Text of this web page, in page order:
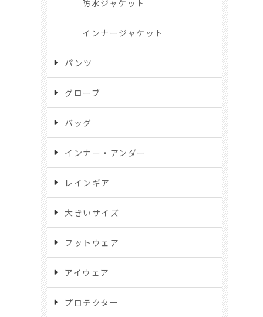
防水ジャケット
インナージャケット
パンツ
グローブ
バッグ
インナー・アンダー
レインギア
大きいサイズ
フットウェア
アイウェア
プロテクター